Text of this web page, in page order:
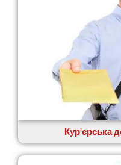
Віта-Поштова
Вознесенськ
Вишгород
Южноукраїнськ
Зарічани
Зазим’я
Кур'єрська